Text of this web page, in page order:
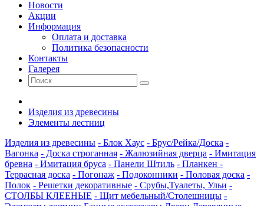
Новости
Акции
Информация
Оплата и доставка
Политика безопасности
Контакты
Галерея
Изделия из древесины
Элементы лестниц
Изделия из древесины - Блок Хаус - Брус/Рейка/Доска -
Вагонка - Доска строганная - Жалюзийная дверца - Имитация
бревна - Имитация бруса - Панели Штиль - Планкен -
Террасная доска - Погонаж - Подоконники - Половая доска -
Полок - Решетки декоративные - Срубы,Туалеты, Ульи -
СТОЛБЫ КЛЕЕНЫЕ - Щит мебельный/Столешницы -